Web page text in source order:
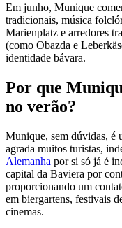
Em junho, Munique
tradicionais, música
Marienplatz e arredores
(como Obazda e
identidade bávara.
Por que
no verão?
Munique, sem dúvidas, é
agrada muitos turistas,
Alemanha por si só já é
capital da Baviera por
proporcionando um
em biergartens, festivais
cinemas.